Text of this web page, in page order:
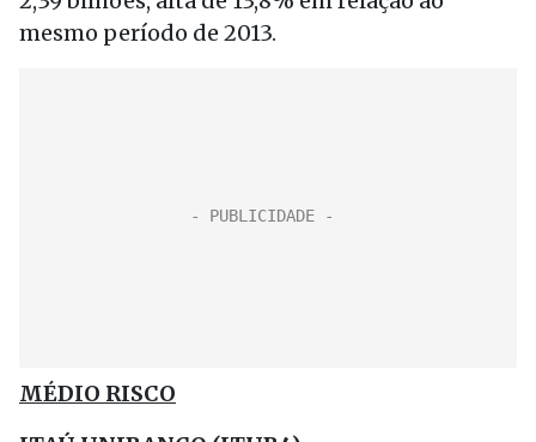
mesmo período de 2013.
MÉDIO RISCO